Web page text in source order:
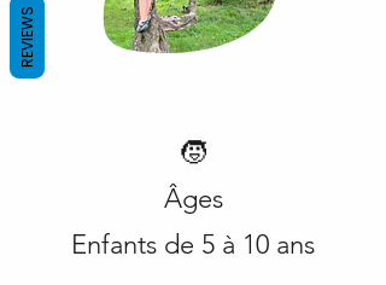
🧒
Âges
Enfants de 5 à 10 ans
REVIEWS